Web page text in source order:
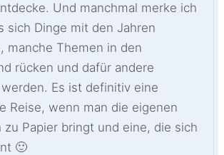
Und manchmal merke ich
sich Dinge mit den Jahren
manche Themen in den
rücken und dafür andere
Es ist definitiv eine
Reise, wenn man die eigenen
zu Papier bringt und eine, die sich
🙂